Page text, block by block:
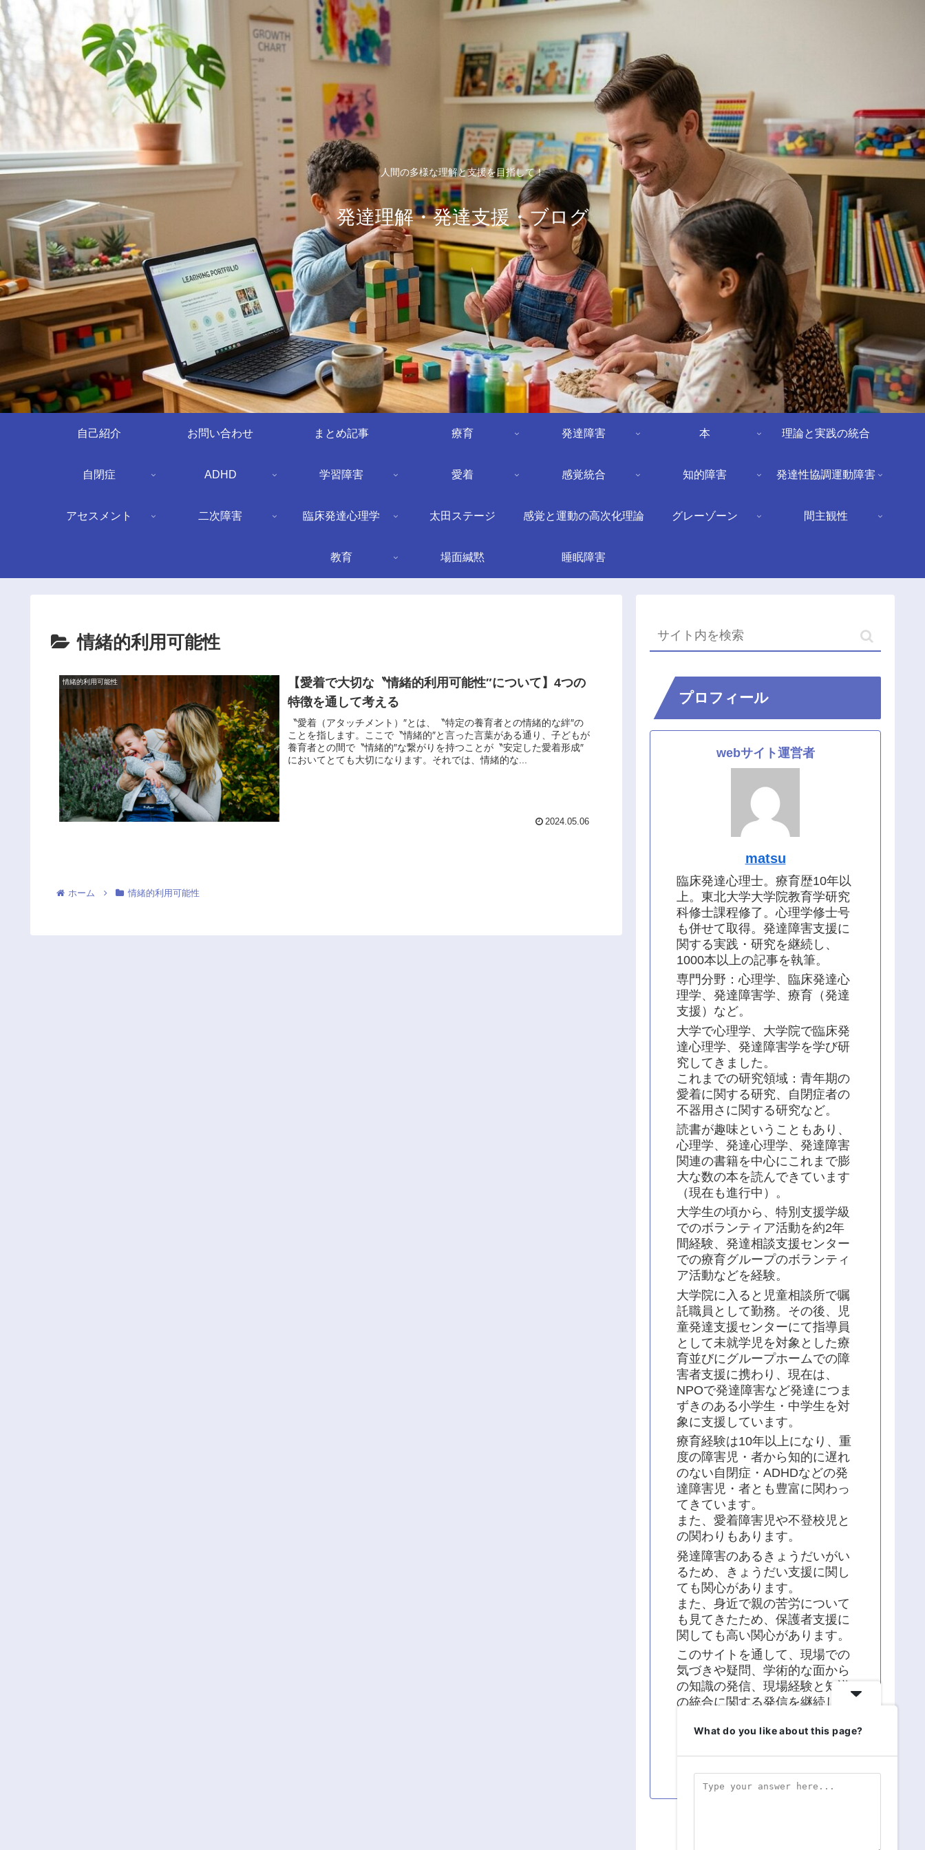
人間の多様な理解と支援を目指して！
発達理解・発達支援・ブログ
自己紹介 お問い合わせ まとめ記事 療育 発達障害 本 理論と実践の統合
自閉症 ADHD 学習障害 愛着 感覚統合 知的障害 発達性協調運動障害
アセスメント 二次障害 臨床発達心理学 太田ステージ 感覚と運動の高次化理論 グレーゾーン 間主観性
教育 場面緘黙 睡眠障害
情緒的利用可能性
情緒的利用可能性
【愛着で大切な〝情緒的利用可能性″について】4つの
特徴を通して考える
〝愛着（アタッチメント）″とは、〝特定の養育者との情緒的な絆″の
ことを指します。ここで〝情緒的″と言った言葉がある通り、子どもが
養育者との間で〝情緒的″な繋がりを持つことが〝安定した愛着形成″
においてとても大切になります。それでは、情緒的な...
2024.05.06
ホーム 情緒的利用可能性
プロフィール
webサイト運営者
matsu
臨床発達心理士。療育歴10年以
上。東北大学大学院教育学研究
科修士課程修了。心理学修士号
も併せて取得。発達障害支援に
関する実践・研究を継続し、
1000本以上の記事を執筆。
専門分野：心理学、臨床発達心
理学、発達障害学、療育（発達
支援）など。
大学で心理学、大学院で臨床発
達心理学、発達障害学を学び研
究してきました。
これまでの研究領域：青年期の
愛着に関する研究、自閉症者の
不器用さに関する研究など。
読書が趣味ということもあり、
心理学、発達心理学、発達障害
関連の書籍を中心にこれまで膨
大な数の本を読んできています
（現在も進行中）。
大学生の頃から、特別支援学級
でのボランティア活動を約2年
間経験、発達相談支援センター
での療育グループのボランティ
ア活動などを経験。
大学院に入ると児童相談所で嘱
託職員として勤務。その後、児
童発達支援センターにて指導員
として未就学児を対象とした療
育並びにグループホームでの障
害者支援に携わり、現在は、
NPOで発達障害など発達につま
ずきのある小学生・中学生を対
象に支援しています。
療育経験は10年以上になり、重
度の障害児・者から知的に遅れ
のない自閉症・ADHDなどの発
達障害児・者とも豊富に関わっ
てきています。
また、愛着障害児や不登校児と
の関わりもあります。
発達障害のあるきょうだいがい
るため、きょうだい支援に関し
ても関心があります。
また、身近で親の苦労について
も見てきたため、保護者支援に
関しても高い関心があります。
このサイトを通して、現場での
気づきや疑問、学術的な面から
の知識の発信、現場経験と知識
の統合に関する発信を継続して
よろしくお願い致します！！
What do you like about this page?